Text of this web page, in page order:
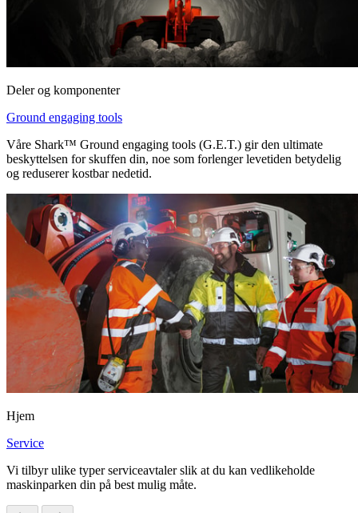
Deler og komponenter
Ground engaging tools
Våre Shark™ Ground engaging tools (G.E.T.) gir den ultimate
beskyttelsen for skuffen din, noe som forlenger levetiden betydelig
og reduserer kostbar nedetid.
Hjem
Service
Vi tilbyr ulike typer serviceavtaler slik at du kan vedlikeholde
maskinparken din på best mulig måte.